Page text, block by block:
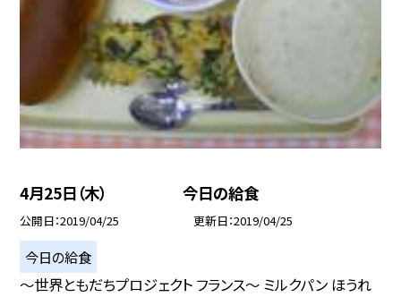
4月25日（木） 今日の給食
公開日 2019/04/25 更新日 2019/04/25
今日の給食
〜世界ともだちプロジェクト フランス〜 ミルクパン ほうれ